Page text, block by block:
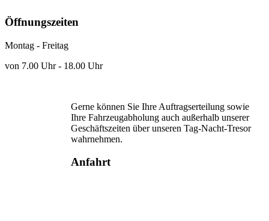
Öffnungszeiten
Montag - Freitag
von 7.00 Uhr - 18.00 Uhr
Gerne können Sie Ihre Auftragserteilung sowie
Ihre Fahrzeugabholung auch außerhalb unserer
Geschäftszeiten über unseren Tag-Nacht-Tresor
wahrnehmen.
Anfahrt